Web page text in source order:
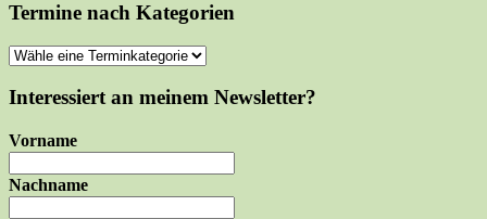
Termine nach Kategorien
Interessiert an meinem Newsletter?
Vorname
Nachname